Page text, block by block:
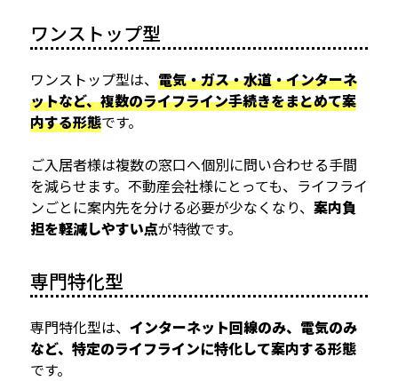
ワンストップ型
ワンストップ型は、 電気・ガス・水道・インターネ
ットなど、複数のライフライン手続きをまとめて案
内する形態です。
ご入居者様は複数の窓口へ個別に問い合わせる手間
を減らせます。不動産会社様にとっても、ライフライ
ンごとに案内先を分ける必要が少なくなり、 案内負
担を軽減しやすい点が特徴です。
専門特化型
専門特化型は、 インターネット回線のみ、電気のみ
など、特定のライフラインに特化して案内する形態
です。